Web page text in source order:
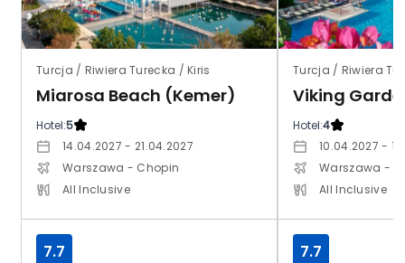
Turcja / Riwiera Turecka / Kiris
Miarosa Beach (Kemer)
Hotel:5
14.04.2027 - 21.04.2027
Warszawa - Chopin
All Inclusive
7.7
Turcja / Riwiera
Hotel:4
10.04.2027 -
Warszawa -
All Inclusive
7.7